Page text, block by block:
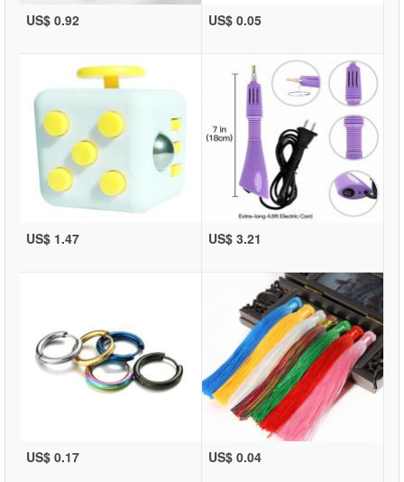
US$ 0.92 US$ 0.05
US$ 1.47 US$ 3.21
US$ 0.17 US$ 0.04